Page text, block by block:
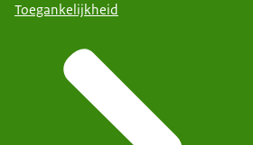
Toegankelijkheid